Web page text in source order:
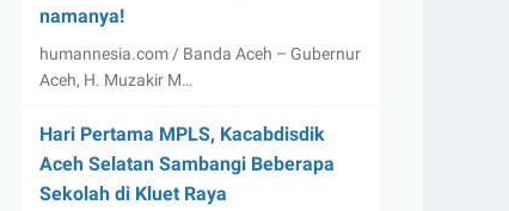
namanya!
humannesia.com / Banda Aceh – Gubernur
Aceh, H. Muzakir M…
Hari Pertama MPLS, Kacabdisdik
Aceh Selatan Sambangi Beberapa
Sekolah di Kluet Raya